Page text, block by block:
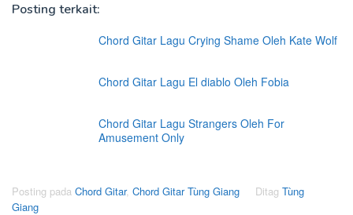
Posting terkait:
Chord Gitar Lagu Crying Shame Oleh Kate Wolf
Chord Gitar Lagu El diablo Oleh Fobia
Chord Gitar Lagu Strangers Oleh For
Amusement Only
Posting pada Chord Gitar, Chord Gitar Tùng Giang Ditag Tùng
Giang